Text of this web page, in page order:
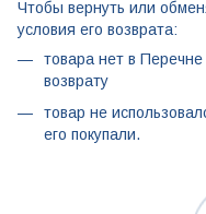
Чтобы вернуть или
условия его возврата:
товара нет в
возврату
товар не
его покупали.